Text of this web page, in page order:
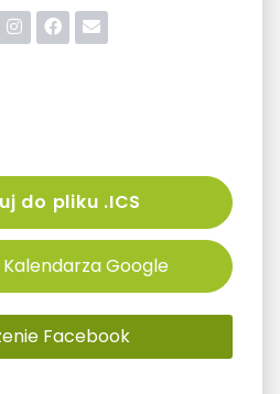
do pliku .ICS
Google
Facebook